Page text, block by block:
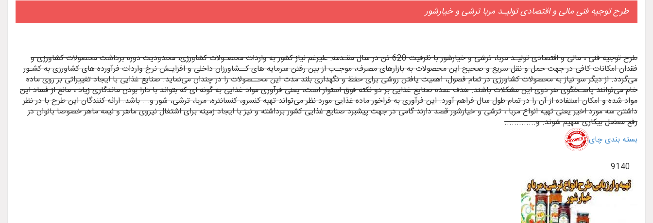
طرح توجیه فنی مالی و اقتصادی تولیـد مربا ترشی و خیارشور
طرح توجیه فنی ، مالی و اقتصادی تولیـد مربا، ترشی و خیارشور با ظرفیت 620 تن در سال مقـدمه: علیرغم نیاز کشور به واردات محصـولات کشاورزی، محدودیت دوره برداشت محصولات کشاورزی و
فقدان امکانات کافی در جهت حمل و نقل سریع و صحیح این محصولات به بازارهای مصرف، موجـب از بین رفتن سرمایه های کــشاورزان داخلی و افزایـش نرخ واردات فرآورده های کشاورزی به کشـور
می‌گردد. از دیگر سو نیاز به محصولات کشاورزی در تمام فصول، اهمیت یافتن روشی برای حفظ و نگهداری بلند مدت این محــصولات را در چندان می‌نماید. صنایع غذایی با ایجاد تغییراتی بر روی ماده
خام می‌توانند پاسـخگوی هر دوی این مشکلات باشند. هدف عمده صنایع غذایی بر دو نکته فوق استوار است، یعنی فرآوری مواد غذایی به گونه ای که بتواند با دارا بودن ماندگاری زیاد ، مانع از فساد این
مواد شده و امکان استفاده از آن را در تمام طول سال فراهم آورد. این فرآوری به فراخور ماده غذایی مورد نظر می‌تواند تهیه کنسرو، کنسانتره، مربا، ترشی، شور و... باشد. ارائه کنندگان این طرح با در نظر
داشتن سه مورد اخیر یعنی تهیه انواع مربا ، ترشی و خیارشور قصد دارند گامی در جهت پیشبرد صنایع غذایی کشور برداشته و نیز با ایجاد زمینه برای اشتغال نیروی ماهر و نیمه ماهر خصوصا بانوان در
رفع معضل بیکاری سهیم شوند. و.............
بسته ‌بندی چای
9140